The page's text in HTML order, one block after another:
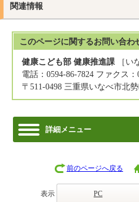
関連情報
このページに関するお問い合わ
健康こども部 健康推進課 ［い
電話：0594-86-7824 ファクス：
〒511-0498 三重県いなべ市北
詳細メニュー
前のページへ戻る
表示 PC